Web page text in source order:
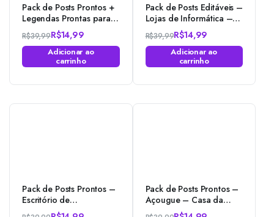
Pack de Posts Prontos +
Legendas Prontas para
Agências De Turismo no
Photoshop
R$39,99
O
era:
R$14,99
O
é:
Adicionar ao
carrinho
Pack de Posts Editáveis –
Lojas de Informática –
Empresas de T.I no
Photoshop
R$39,99
O
era:
R$14,99
O
é:
Adicionar ao
carrinho
Pack de Posts Prontos –
Escritório de
Contabilidade –
Pack de Posts Prontos –
Açougue – Casa da
Carne no Photoshop